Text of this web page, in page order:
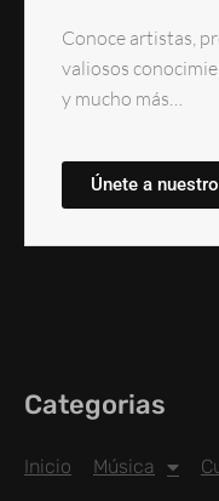
Conoce artistas,
valiosos
y mucho más…
Únete a
Categorias
Inicio Música